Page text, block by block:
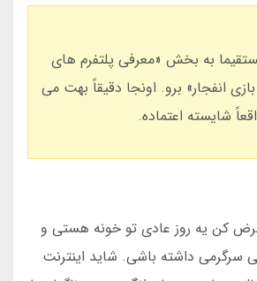
به بخش «معرفی پلتفرم های
بازی انفجار» برو. اونجا دقیقاً بهت می
شایسته اعتماده.
کن یه روز عادی تو خونه هستی و
داشته باشی. شاید اینترنت